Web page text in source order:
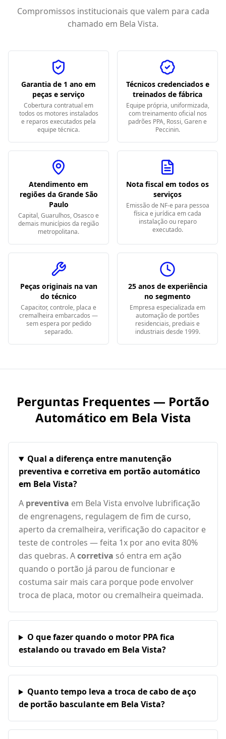
Compromissos institucionais que valem para cada
chamado em Bela Vista.
Garantia de 1 ano em
peças e serviço
Cobertura contratual em
todos os motores instalados
e reparos executados pela
equipe técnica.
Técnicos credenciados e
treinados de fábrica
Equipe própria, uniformizada,
com treinamento oficial nos
padrões PPA, Rossi, Garen e
Peccinin.
Atendimento em
regiões da Grande São
Paulo
Capital, Guarulhos, Osasco e
demais municípios da região
metropolitana.
Nota fiscal em todos os
serviços
Emissão de NF-e para pessoa
física e jurídica em cada
instalação ou reparo
executado.
Peças originais na van
do técnico
Capacitor, controle, placa e
cremalheira embarcados —
sem espera por pedido
separado.
25 anos de experiência
no segmento
Empresa especializada em
automação de portões
residenciais, prediais e
industriais desde 1999.
Perguntas Frequentes — Portão
Automático em Bela Vista
Qual a diferença entre manutenção
preventiva e corretiva em portão automático
em Bela Vista?
A preventiva em Bela Vista envolve lubrificação
de engrenagens, regulagem de fim de curso,
aperto da cremalheira, verificação do capacitor e
teste de controles — feita 1x por ano evita 80%
das quebras. Acorretiva só entra em ação
quando o portão já parou de funcionar e
costuma sair mais cara porque pode envolver
troca de placa, motor ou cremalheira queimada.
O que fazer quando o motor PPA fica
estalando ou travado em Bela Vista?
Quanto tempo leva a troca de cabo de aço
de portão basculante em Bela Vista?